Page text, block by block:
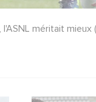
méritait mieux